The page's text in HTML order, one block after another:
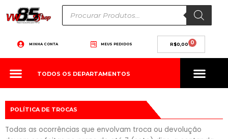
para
Pesquisar
produtos
MINHA CONTA MEUS PEDIDOS R$0,00 0
Carrinho
TODOS OS DEPARTAMENTOS
POLÍTICA DE TROCAS
Todas as ocorrências que envolvam troca ou devolução